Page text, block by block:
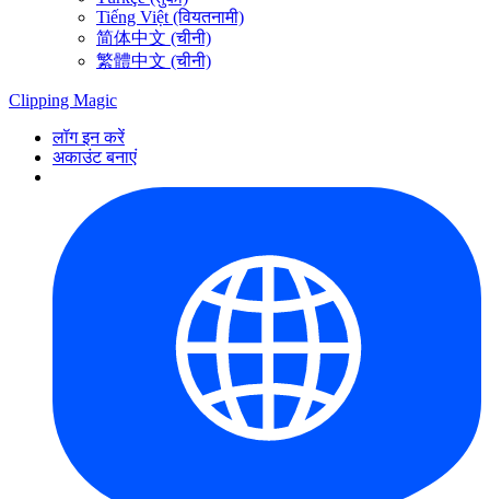
Tiếng Việt (वियतनामी)
简体中文 (चीनी)
繁體中文 (चीनी)
Clipping Magic
लॉग इन करें
अकाउंट बनाएं